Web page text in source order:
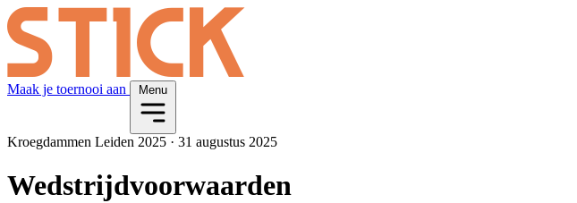
Maak je toernooi aan Menu
Kroegdammen Leiden 2025 · 31 augustus 2025
Wedstrijdvoorwaarden